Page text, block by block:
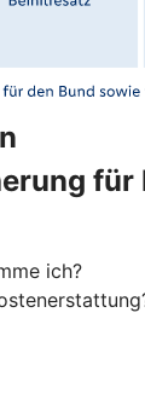
für
ich?